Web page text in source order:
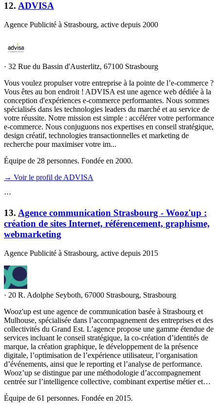
12. ADVISA
Agence Publicité à Strasbourg, active depuis 2000
· 32 Rue du Bassin d'Austerlitz, 67100 Strasbourg
Vous voulez propulser votre entreprise à la pointe de l’e-commerce ?
Vous êtes au bon endroit ! ADVISA est une agence web dédiée à la
conception d'expériences e-commerce performantes. Nous sommes
spécialisés dans les technologies leaders du marché et au service de
votre réussite. Notre mission est simple : accélérer votre performance
e-commerce. Nous conjuguons nos expertises en conseil stratégique,
design créatif, technologies transactionnelles et marketing de
recherche pour maximiser votre im...
Équipe de 28 personnes. Fondée en 2000.
→ Voir le profil de ADVISA
···
13. Agence communication Strasbourg - Wooz'up :
création de sites Internet, référencement, graphisme,
webmarketing
Agence Publicité à Strasbourg, active depuis 2015
· 20 R. Adolphe Seyboth, 67000 Strasbourg, Strasbourg
Wooz'up est une agence de communication basée à Strasbourg et
Mulhouse, spécialisée dans l’accompagnement des entreprises et des
collectivités du Grand Est. L’agence propose une gamme étendue de
services incluant le conseil stratégique, la co-création d’identités de
marque, la création graphique, le développement de la présence
digitale, l’optimisation de l’expérience utilisateur, l’organisation
d’événements, ainsi que le reporting et l’analyse de performance.
Wooz’up se distingue par une méthodologie d’accompagnement
centrée sur l’intelligence collective, combinant expertise métier et…
Équipe de 61 personnes. Fondée en 2015.